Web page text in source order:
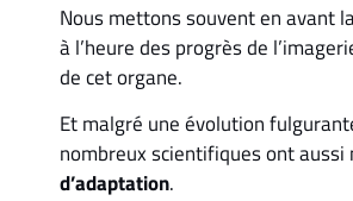
Nous mettons souvent en avant
à l’heure des progrès de
de cet organe.
Et malgré une évolution
nombreux scientifiques ont aussi
d’adaptation.